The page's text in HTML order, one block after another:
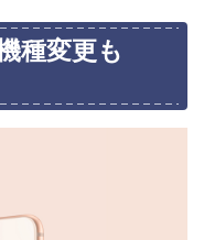
種変更も